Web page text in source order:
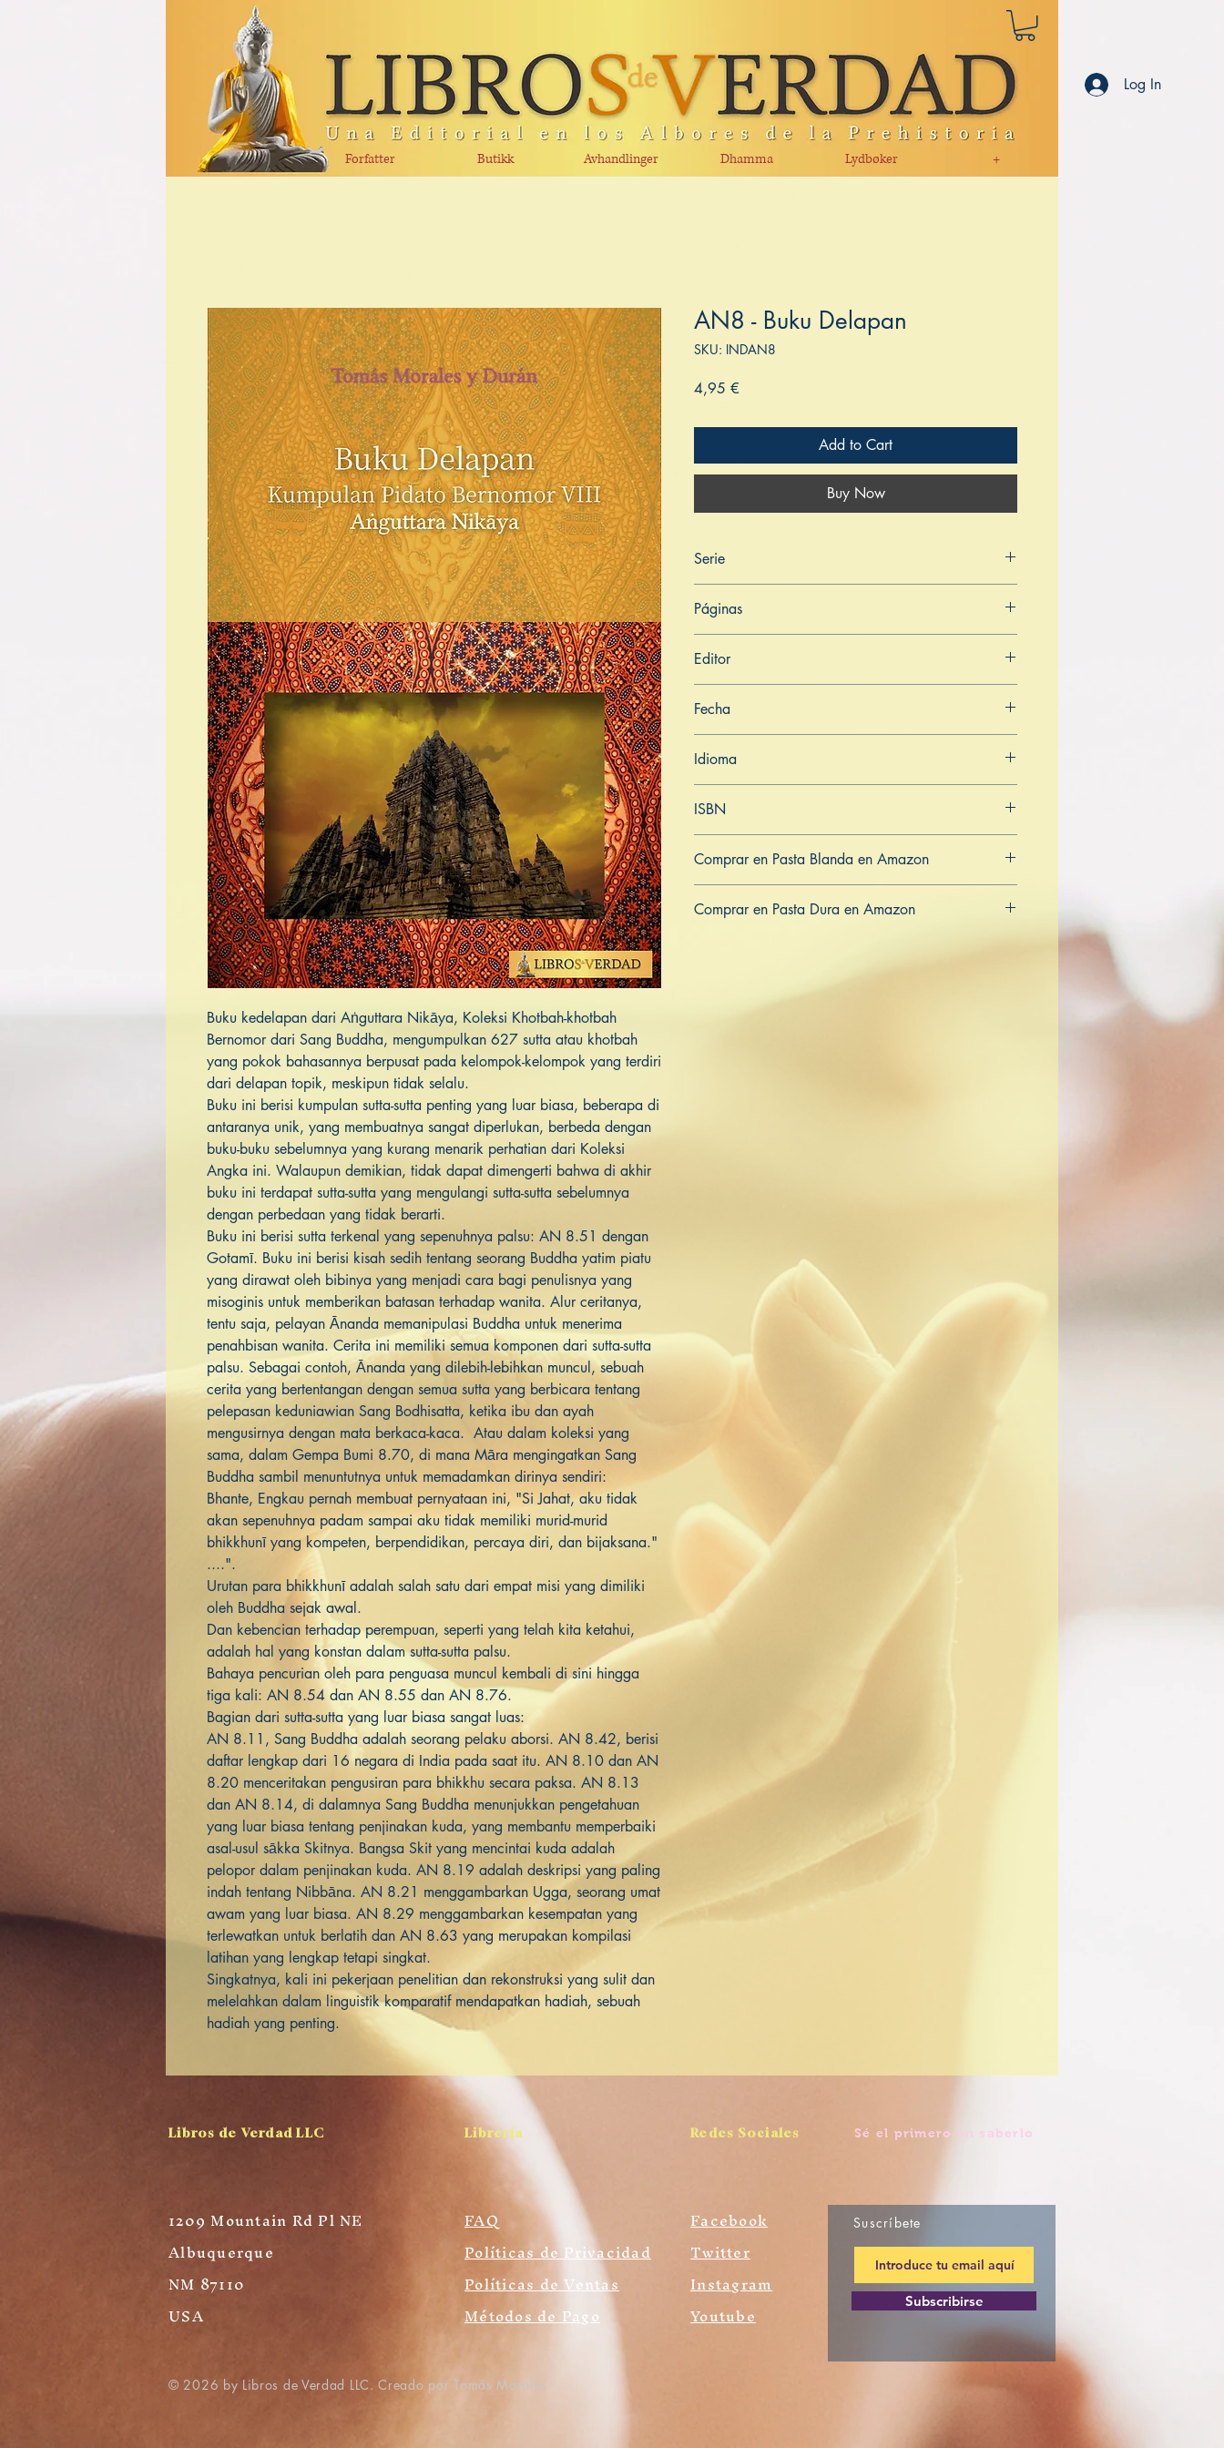
Forfatter Butikk Avhandlinger Dhamma Lydbøker +
Log In
Buku kedelapan dari Aṅguttara Nikāya, Koleksi Khotbah-khotbah
Bernomor dari Sang Buddha, mengumpulkan 627 sutta atau khotbah
yang pokok bahasannya berpusat pada kelompok-kelompok yang terdiri
dari delapan topik, meskipun tidak selalu.
Buku ini berisi kumpulan sutta-sutta penting yang luar biasa, beberapa di
antaranya unik, yang membuatnya sangat diperlukan, berbeda dengan
buku-buku sebelumnya yang kurang menarik perhatian dari Koleksi
Angka ini. Walaupun demikian, tidak dapat dimengerti bahwa di akhir
buku ini terdapat sutta-sutta yang mengulangi sutta-sutta sebelumnya
dengan perbedaan yang tidak berarti.
Buku ini berisi sutta terkenal yang sepenuhnya palsu: AN 8.51 dengan
Gotamī. Buku ini berisi kisah sedih tentang seorang Buddha yatim piatu
yang dirawat oleh bibinya yang menjadi cara bagi penulisnya yang
misoginis untuk memberikan batasan terhadap wanita. Alur ceritanya,
tentu saja, pelayan Ānanda memanipulasi Buddha untuk menerima
penahbisan wanita. Cerita ini memiliki semua komponen dari sutta-sutta
palsu. Sebagai contoh, Ānanda yang dilebih-lebihkan muncul, sebuah
cerita yang bertentangan dengan semua sutta yang berbicara tentang
pelepasan keduniawian Sang Bodhisatta, ketika ibu dan ayah
mengusirnya dengan mata berkaca-kaca. Atau dalam koleksi yang
sama, dalam Gempa Bumi 8.70, di mana Māra mengingatkan Sang
Buddha sambil menuntutnya untuk memadamkan dirinya sendiri:
Bhante, Engkau pernah membuat pernyataan ini, "Si Jahat, aku tidak
akan sepenuhnya padam sampai aku tidak memiliki murid-murid
bhikkhunī yang kompeten, berpendidikan, percaya diri, dan bijaksana."
....".
Urutan para bhikkhunī adalah salah satu dari empat misi yang dimiliki
oleh Buddha sejak awal.
Dan kebencian terhadap perempuan, seperti yang telah kita ketahui,
adalah hal yang konstan dalam sutta-sutta palsu.
Bahaya pencurian oleh para penguasa muncul kembali di sini hingga
tiga kali: AN 8.54 dan AN 8.55 dan AN 8.76.
Bagian dari sutta-sutta yang luar biasa sangat luas:
AN 8.11, Sang Buddha adalah seorang pelaku aborsi. AN 8.42, berisi
daftar lengkap dari 16 negara di India pada saat itu. AN 8.10 dan AN
8.20 menceritakan pengusiran para bhikkhu secara paksa. AN 8.13
dan AN 8.14, di dalamnya Sang Buddha menunjukkan pengetahuan
yang luar biasa tentang penjinakan kuda, yang membantu memperbaiki
asal-usul sākka Skitnya. Bangsa Skit yang mencintai kuda adalah
pelopor dalam penjinakan kuda. AN 8.19 adalah deskripsi yang paling
indah tentang Nibbāna. AN 8.21 menggambarkan Ugga, seorang umat
awam yang luar biasa. AN 8.29 menggambarkan kesempatan yang
terlewatkan untuk berlatih dan AN 8.63 yang merupakan kompilasi
latihan yang lengkap tetapi singkat.
Singkatnya, kali ini pekerjaan penelitian dan rekonstruksi yang sulit dan
melelahkan dalam linguistik komparatif mendapatkan hadiah, sebuah
hadiah yang penting.
AN8 - Buku Delapan
SKU: INDAN8
4,95 €
Add to Cart
Buy Now
Serie
Páginas
Editor
Fecha
Idioma
ISBN
Comprar en Pasta Blanda en Amazon
Comprar en Pasta Dura en Amazon
Libros de Verdad LLC Librería Redes Sociales Sé el primero en saberlo
1209 Mountain Rd Pl NE
Albuquerque
NM 87110
USA
FAQ
Políticas de Privacidad
Políticas de Ventas
Métodos de Pago
Facebook
Twitter
Instagram
Youtube
Suscríbete
Subscribirse
© 2026 by Libros de Verdad LLC. Creado por Tomás Morales